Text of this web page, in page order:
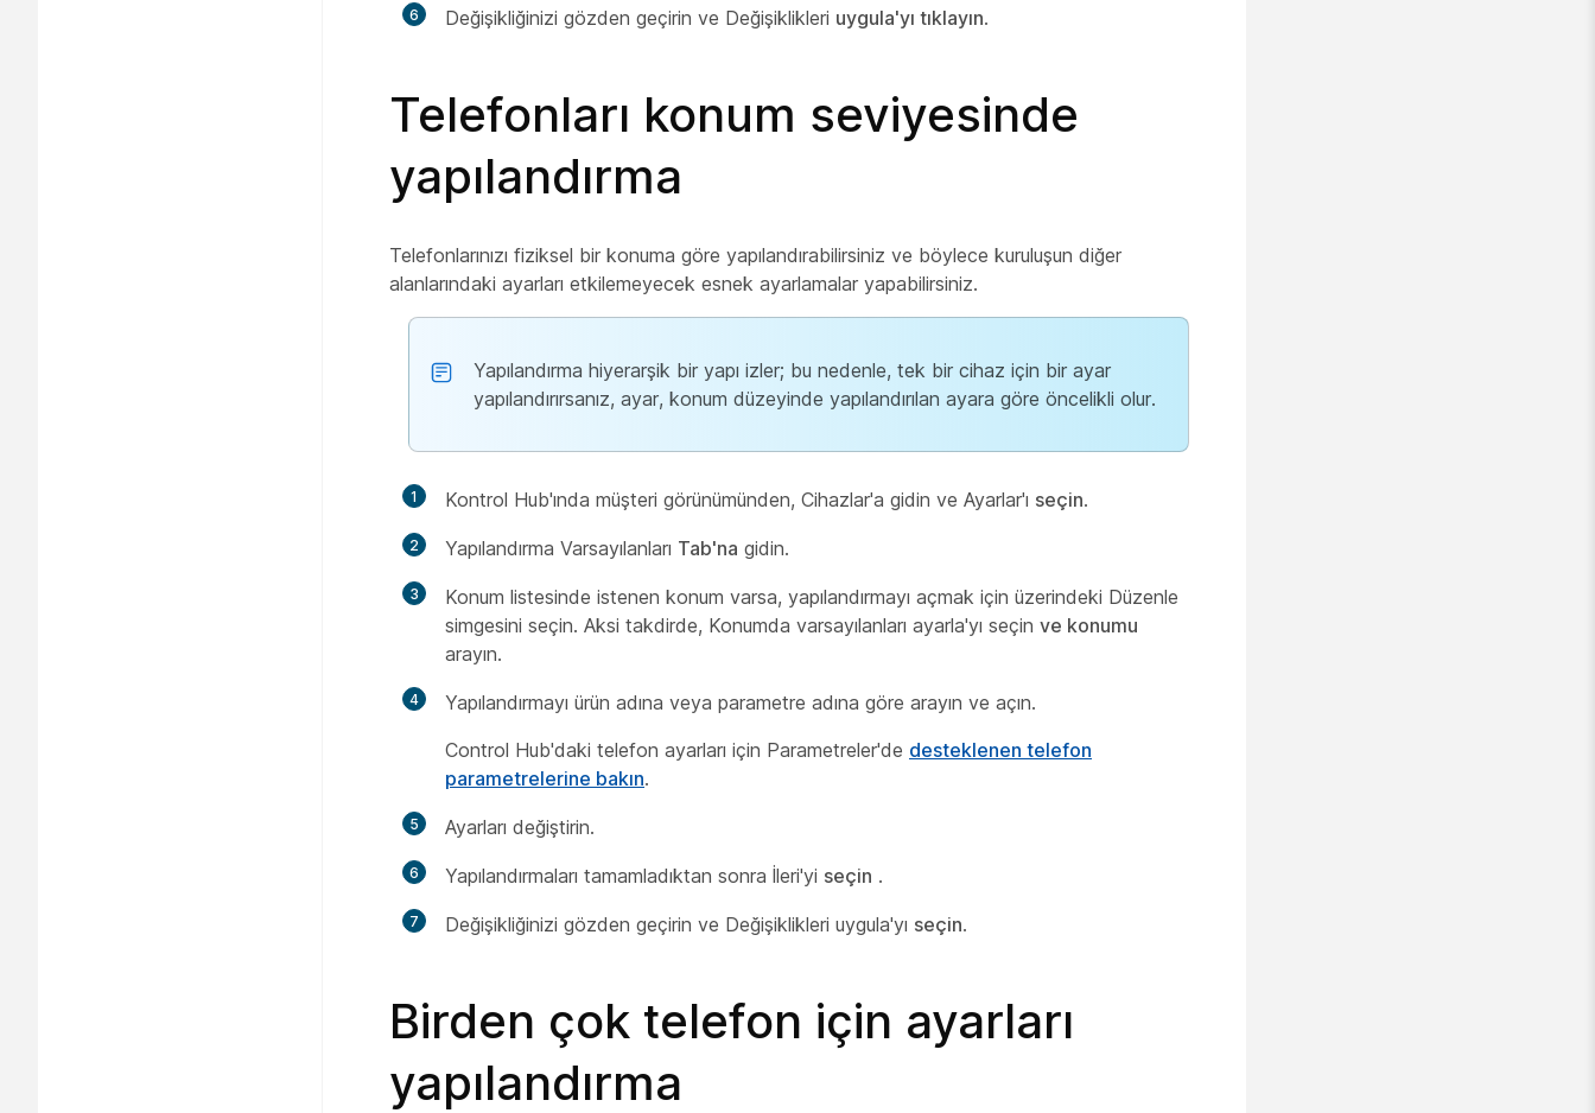
6 Değişikliğinizi gözden geçirin ve Değişiklikleri uygula'yı tıklayın.
Telefonları konum seviyesinde
yapılandırma
Telefonlarınızı fiziksel bir konuma göre yapılandırabilirsiniz ve böylece kuruluşun diğer
alanlarındaki ayarları etkilemeyecek esnek ayarlamalar yapabilirsiniz.
Yapılandırma hiyerarşik bir yapı izler; bu nedenle, tek bir cihaz için bir ayar
yapılandırırsanız, ayar, konum düzeyinde yapılandırılan ayara göre öncelikli olur.
1 Kontrol Hub'ında müşteri görünümünden, Cihazlar'a gidin ve Ayarlar'ı seçin.
2 Yapılandırma Varsayılanları Tab'na gidin.
3
Konum listesinde istenen konum varsa, yapılandırmayı açmak için üzerindeki Düzenle
simgesini seçin. Aksi takdirde, Konumda varsayılanları ayarla'yı seçin ve konumu
arayın.
4
Yapılandırmayı ürün adına veya parametre adına göre arayın ve açın.
Control Hub'daki telefon ayarları için Parametreler'de desteklenen telefon
parametrelerine bakın.
5 Ayarları değiştirin.
6 Yapılandırmaları tamamladıktan sonra İleri'yi seçin .
7 Değişikliğinizi gözden geçirin ve Değişiklikleri uygula'yı seçin.
Birden çok telefon için ayarları
yapılandırma